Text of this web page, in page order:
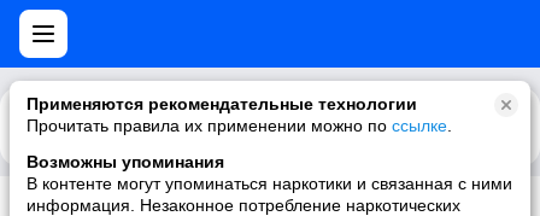
Применяются рекомендательные технологии
Прочитать правила их применении можно по ссылке
Возможны упоминания
В контенте могут упоминаться наркотики и связанная с ними
информация. Незаконное потребление наркотических
Каталог Рекомендации
Трек не существует